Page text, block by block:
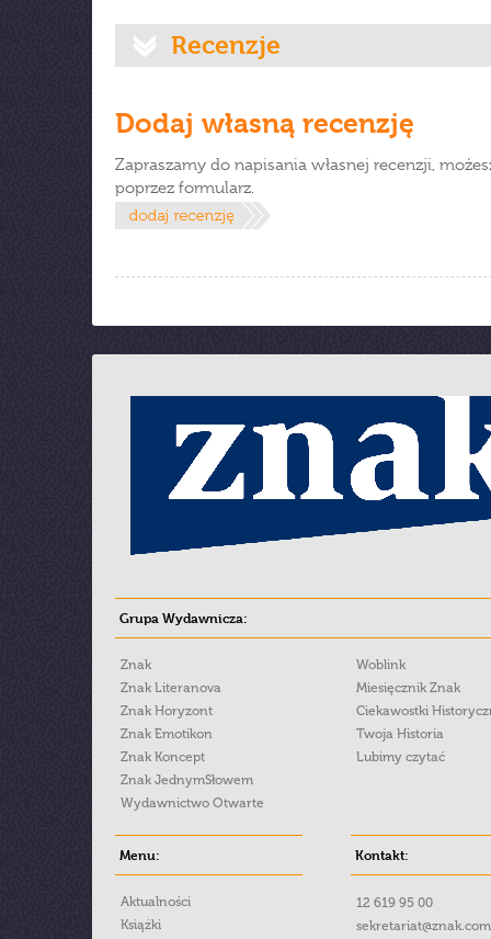
Recenzje
Dodaj własną recenzję
Zapraszamy do napisania własnej recenzji,
poprzez formularz.
Grupa Wydawnicza:
Znak
Znak Literanova
Znak Horyzont
Znak Emotikon
Znak Koncept
Znak JednymSłowem
Wydawnictwo Otwarte
Woblink
Miesięcznik Znak
Ciekawostki
Twoja Historia
Lubimy czytać
Menu:
Aktualności
Książki
Kontakt:
12 619 95 00